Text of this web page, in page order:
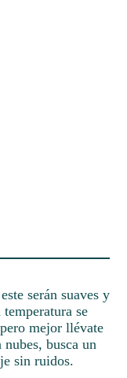
serán suaves y
se
mejor llévate
busca un
sin ruidos.